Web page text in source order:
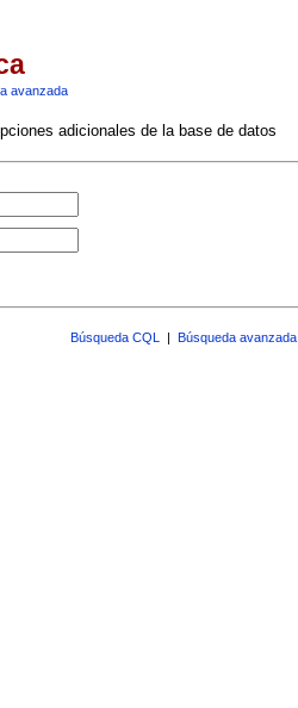
avanzada
adicionales de la base de datos
Búsqueda CQL | Búsqueda avanzada